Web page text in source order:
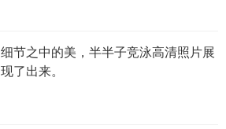
细节之中的美，半半子竞泳高清照片展
现了出来。